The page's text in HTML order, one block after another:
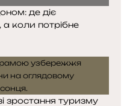
де діє
а коли потрібне
зростання туризму